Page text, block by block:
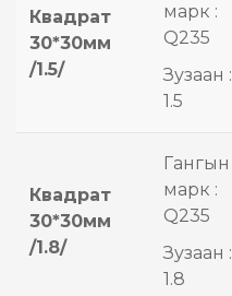
Квадрат
30*30мм
/1.5/
марк :
Q235
Зузаан :
1.5
Квадрат
30*30мм
/1.8/
Гангын
марк :
Q235
Зузаан :
1.8